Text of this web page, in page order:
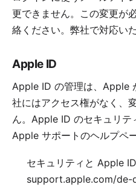
更できません。この変更が
絡ください。弊社で対応い
Apple ID
Apple ID の管理は、Apple
社にはアクセス権がなく、
ん。Apple ID のセキュリテ
Apple サポートのヘルプペ
セキュリティと Apple
support.apple.com/de-